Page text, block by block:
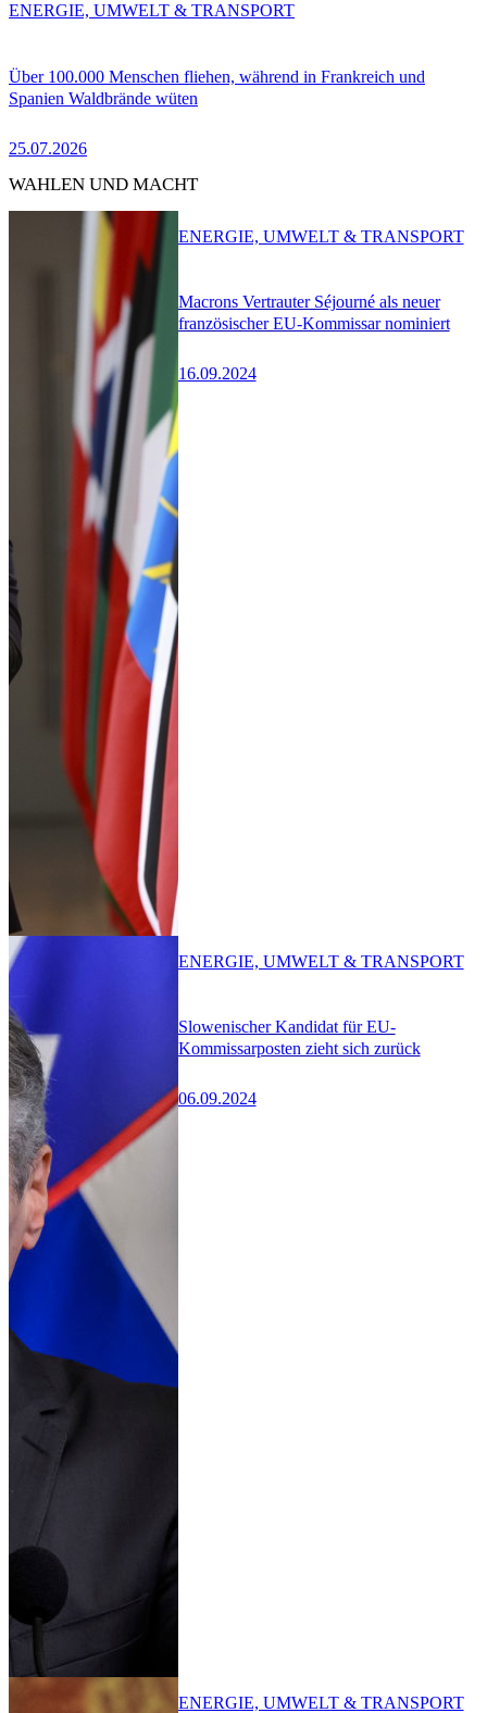
Über 100.000 Menschen fliehen, während in Frankreich und
Spanien Waldbrände wüten
25.07.2026
ENERGIE, UMWELT & TRANSPORT
WAHLEN UND MACHT
Macrons Vertrauter Séjourné als neuer
französischer EU-Kommissar nominiert
16.09.2024
ENERGIE, UMWELT & TRANSPORT
Slowenischer Kandidat für EU-
Kommissarposten zieht sich zurück
06.09.2024
ENERGIE, UMWELT & TRANSPORT
ENERGIE, UMWELT & TRANSPORT